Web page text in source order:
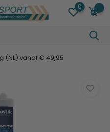
0
(NL) vanaf € 49,95